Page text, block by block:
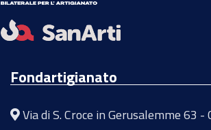
Fondartigianato
Via di S. Croce in Gerusalemme 63